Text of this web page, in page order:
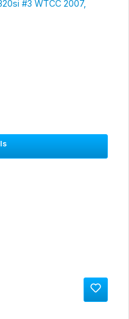
#3 WTCC 2007,